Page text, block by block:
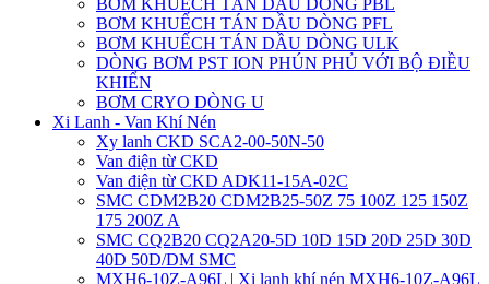
BƠM KHUẾCH TÁN DẦU DÒNG PFL
BƠM KHUẾCH TÁN DẦU DÒNG ULK
DÒNG BƠM PST ION PHÚN PHỦ VỚI BỘ ĐIỀU
KHIỂN
BƠM CRYO DÒNG U
Xi Lanh - Van Khí Nén
Xy lanh CKD SCA2-00-50N-50
Van điện từ CKD
Van điện từ CKD ADK11-15A-02C
SMC CDM2B20 CDM2B25-50Z 75 100Z 125 150Z
175 200Z A
SMC CQ2B20 CQ2A20-5D 10D 15D 20D 25D 30D
40D 50D/DM SMC
MXH6-10Z-A96L | Xi lanh khí nén MXH6-10Z-A96L